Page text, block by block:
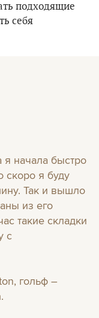
подходящие
себя
я начала быстро
скоро я буду
Так и вышло
из его
такие складки
с
гольф –